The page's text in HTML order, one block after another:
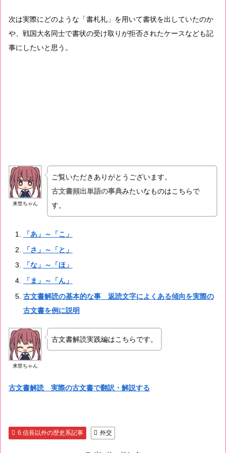
次は実際にどのような「書札礼」を用いて書状を出していたのか
や、戦国大名同士で書状の受け取りが拒否されたケースなども記
事にしたいと思う。
来世ちゃん
ご覧いただきありがとうございます。
古文書頻出単語の事典みたいなものはこちらで
す。
「あ」～「こ」
「さ」～「と」
「な」～「ほ」
「ま」～「ん」
古文書解読の基本的な事 返読文字によくある傾向を実際の
古文書を例に説明
来世ちゃん
古文書解読実践編はこちらです。
古文書解読 実際の古文書で翻訳・解説する
6.信長以外の歴史系記事 外交